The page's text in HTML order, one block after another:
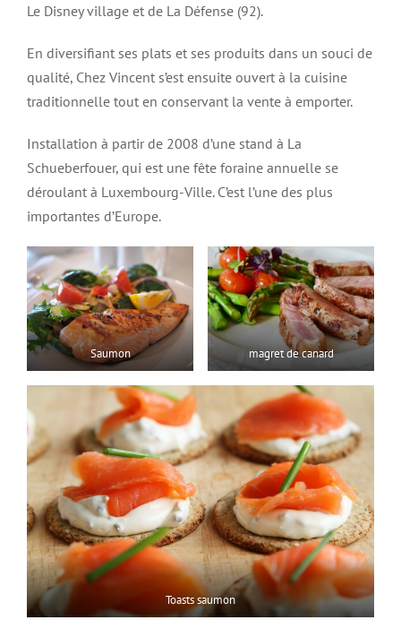
Le Disney village et de La Défense (92).
En diversifiant ses plats et ses produits dans un souci de
qualité, Chez Vincent s’est ensuite ouvert à la cuisine
traditionnelle tout en conservant la vente à emporter.
Installation à partir de 2008 d’une stand à La
Schueberfouer, qui est une fête foraine annuelle se
déroulant à Luxembourg-Ville. C’est l’une des plus
importantes d’Europe.
Saumon magret de canard
Toasts saumon